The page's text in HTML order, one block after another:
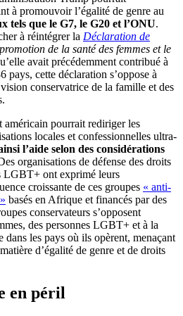
à promouvoir l’égalité de genre au
tels que le G7, le G20 et l’ONU.
à réintégrer la Déclaration de
de la santé des femmes et le
avait précédemment contribué à
pays, cette déclaration s’oppose à
conservatrice de la famille et des
américain pourrait rediriger les
locales et confessionnelles ultra-
l’aide selon des considérations
organisations de défense des droits
LGBT+ ont exprimé leurs
croissante de ces groupes « anti-
basés en Afrique et financés par des
conservateurs s’opposent
des personnes LGBT+ et à la
dans les pays où ils opèrent, menaçant
d’égalité de genre et de droits
en péril